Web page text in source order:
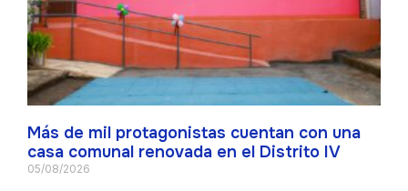
Más de mil protagonistas cuentan con una
casa comunal renovada en el Distrito IV
05/08/2026